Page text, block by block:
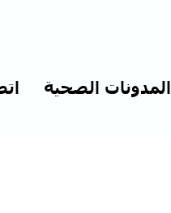
المدونات الصحية